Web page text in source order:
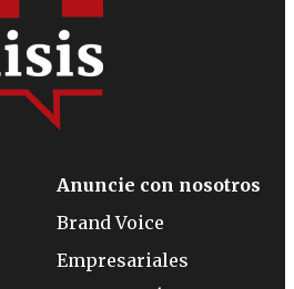
Anuncie con nosotros
Brand Voice
Empresariales